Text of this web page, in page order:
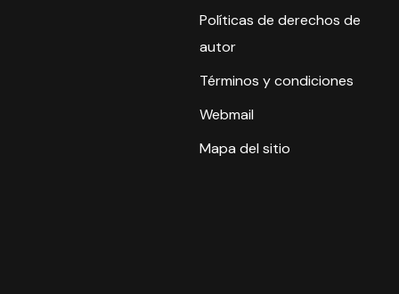
Políticas de derechos de
autor
Términos y condiciones
Webmail
Mapa del sitio